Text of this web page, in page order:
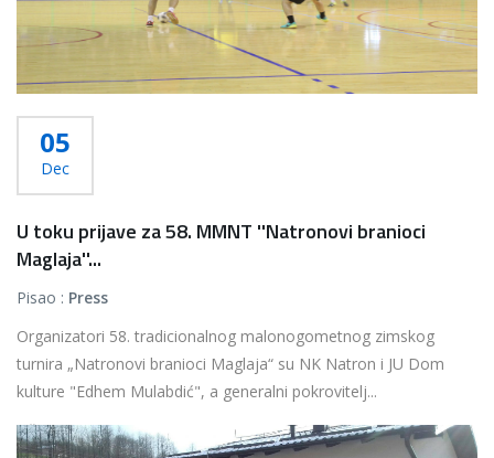
05
Dec
U toku prijave za 58. MMNT ''Natronovi branioci
Maglaja''...
Pisao : Press
Organizatori 58. tradicionalnog malonogometnog zimskog
turnira „Natronovi branioci Maglaja“ su NK Natron i JU Dom
kulture "Edhem Mulabdić", a generalni pokrovitelj...
Više...